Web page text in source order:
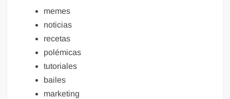
memes
noticias
recetas
polémicas
tutoriales
bailes
marketing